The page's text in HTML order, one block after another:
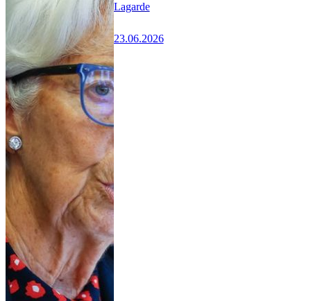
Lagarde
23.06.2026